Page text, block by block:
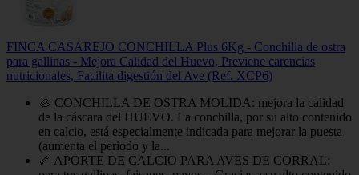
FINCA CASAREJO CONCHILLA Plus 6Kg - Conchilla de ostra
para gallinas - Mejora Calidad del Huevo, Previene carencias
nutricionales, Facilita digestión del Ave (Ref. XCP6)
🦪 CONCHILLA DE OSTRA MOLIDA: mejora la calidad
de la cáscara del HUEVO. La conchilla, por su alto contenido
en calcio, está especialmente indicada para mejorar la puesta
(aumenta el periodo y la...
🦴 APORTE DE CALCIO PARA AVES DE CORRAL: